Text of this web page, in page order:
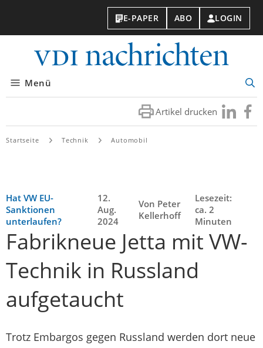
E-PAPER ABO LOGIN
Menü
Artikel drucken Besuchen
Sie
Sie
Startseite Technik Automobil
Hat VW EU-
Sanktionen
unterlaufen?
12.
Aug.
2024
Von Peter
Kellerhoff
Lesezeit:
ca. 2
Minuten
Fabrikneue Jetta mit VW-
Technik in Russland
aufgetaucht
Trotz Embargos gegen Russland werden dort neue